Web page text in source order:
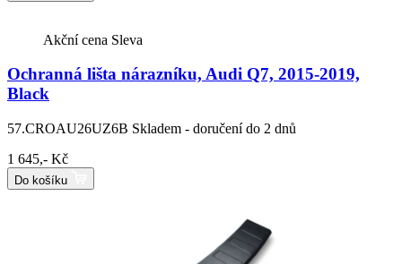
Akční cena Sleva
Ochranná lišta nárazníku, Audi Q7, 2015-2019,
Black
57.CROAU26UZ6B Skladem - doručení do 2 dnů
1 645,- Kč
Do košíku